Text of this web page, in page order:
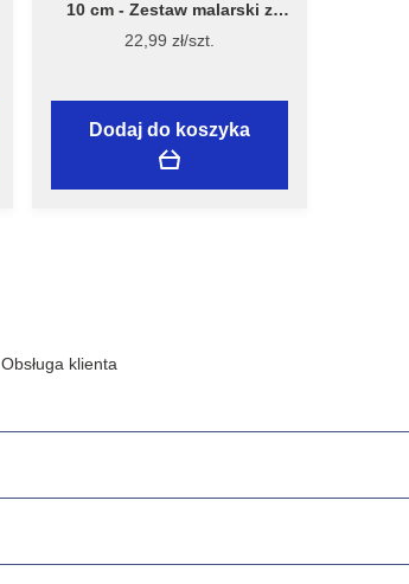
10 cm - Zestaw malarski z
wałkiem Welur 10 cm, model
7981 – Flügger
22,99 zł/szt.
Dodaj do koszyka
Obsługa klienta